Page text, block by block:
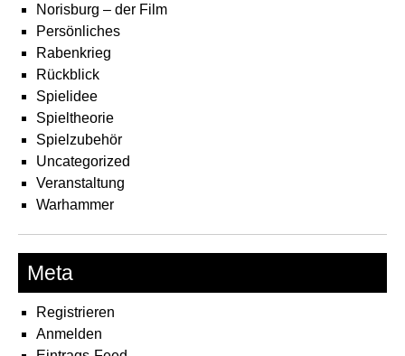
Norisburg – der Film
Persönliches
Rabenkrieg
Rückblick
Spielidee
Spieltheorie
Spielzubehör
Uncategorized
Veranstaltung
Warhammer
Meta
Registrieren
Anmelden